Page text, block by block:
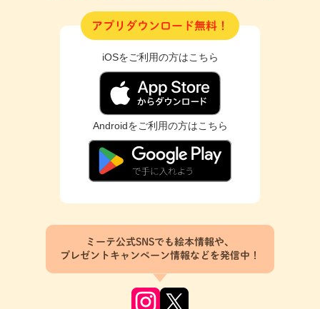
アプリダウンロード無料！
iOSをご利用の方はこちら
Androidをご利用の方はこちら
ミーテ公式SNSでも絵本情報や、
プレゼントキャンペーン情報などを発信中！